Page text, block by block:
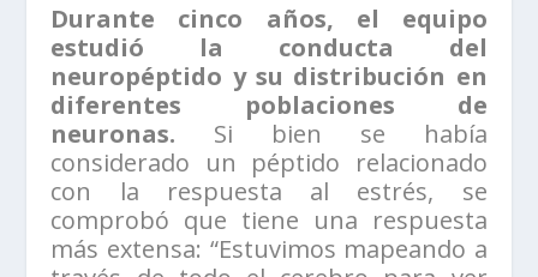
Durante cinco años, el equipo
estudió la conducta del
neuropéptido y su distribución en
diferentes poblaciones de
neuronas. Si bien se había
considerado un péptido relacionado
con la respuesta al estrés, se
comprobó que tiene una respuesta
más extensa: “Estuvimos mapeando a